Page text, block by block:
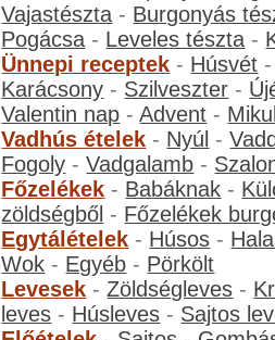
Vajastészta - Burgonyás
Pogácsa - Leveles tészta -
Ünnepi receptek - Húsvét
Karácsony - Szilveszter -
Valentin nap -Advent -
Vadhús ételek - Nyúl -
Fogoly -Vadgalamb -
Főzelékek - Babáknak -
zöldségből - Főzelékek
Egytálételek - Húsos -
Wok - Egyéb - Pörkölt
Levesek -Zöldségleves -
leves - Húsleves - Sajtos